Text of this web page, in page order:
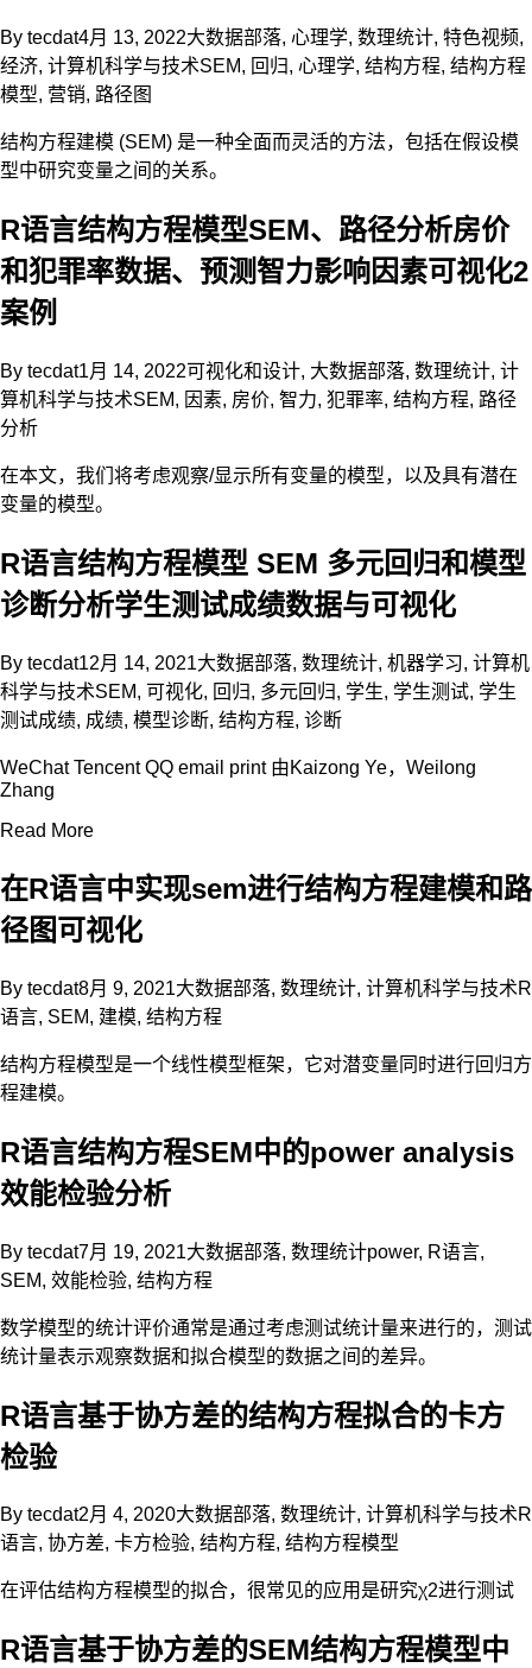
By tecdat4月 13, 2022大数据部落, 心理学, 数理统计, 特色视频,
经济, 计算机科学与技术SEM, 回归, 心理学, 结构方程, 结构方程
模型, 营销, 路径图
结构方程建模 (SEM) 是一种全面而灵活的方法，包括在假设模
型中研究变量之间的关系。
R语言结构方程模型SEM、路径分析房价
和犯罪率数据、预测智力影响因素可视化2
案例
By tecdat1月 14, 2022可视化和设计, 大数据部落, 数理统计, 计
算机科学与技术SEM, 因素, 房价, 智力, 犯罪率, 结构方程, 路径
分析
在本文，我们将考虑观察/显示所有变量的模型，以及具有潜在
变量的模型。
R语言结构方程模型 SEM 多元回归和模型
诊断分析学生测试成绩数据与可视化
By tecdat12月 14, 2021大数据部落, 数理统计, 机器学习, 计算机
科学与技术SEM, 可视化, 回归, 多元回归, 学生, 学生测试, 学生
测试成绩, 成绩, 模型诊断, 结构方程, 诊断
WeChat Tencent QQ email print 由Kaizong Ye，Weilong
Zhang
Read More
在R语言中实现sem进行结构方程建模和路
径图可视化
By tecdat8月 9, 2021大数据部落, 数理统计, 计算机科学与技术R
语言, SEM, 建模, 结构方程
结构方程模型是一个线性模型框架，它对潜变量同时进行回归方
程建模。
R语言结构方程SEM中的power analysis
效能检验分析
By tecdat7月 19, 2021大数据部落, 数理统计power, R语言,
SEM, 效能检验, 结构方程
数学模型的统计评价通常是通过考虑测试统计量来进行的，测试
统计量表示观察数据和拟合模型的数据之间的差异。
R语言基于协方差的结构方程拟合的卡方
检验
By tecdat2月 4, 2020大数据部落, 数理统计, 计算机科学与技术R
语言, 协方差, 卡方检验, 结构方程, 结构方程模型
在评估结构方程模型的拟合，很常见的应用是研究χ2进行测试
R语言基于协方差的SEM结构方程模型中